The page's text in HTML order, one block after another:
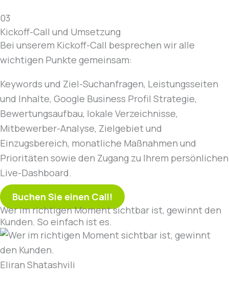
03
Kickoff-Call und Umsetzung
Bei unserem Kickoff-Call besprechen wir alle
wichtigen Punkte gemeinsam:
Keywords und Ziel-Suchanfragen, Leistungsseiten
und Inhalte, Google Business Profil Strategie,
Bewertungsaufbau, lokale Verzeichnisse,
Mitbewerber-Analyse, Zielgebiet und
Einzugsbereich, monatliche Maßnahmen und
Prioritäten sowie den Zugang zu Ihrem persönlichen
Live-Dashboard.
Buchen Sie einen Call!
Wer im richtigen Moment sichtbar ist, gewinnt den
Kunden. So einfach ist es.
Eliran Shatashvili